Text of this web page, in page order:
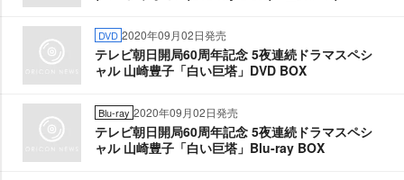
DVD 2020年09月02日発売
テレビ朝日開局60周年記念 5夜連続ドラマスペシ
ャル 山崎豊子「白い巨塔」DVD BOX
Blu-ray 2020年09月02日発売
テレビ朝日開局60周年記念 5夜連続ドラマスペシ
ャル 山崎豊子「白い巨塔」Blu-ray BOX